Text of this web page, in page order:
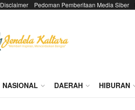
Disclaimer Pedoman Pemberitaan Media Siber
NASIONAL DAERAH HIBURAN